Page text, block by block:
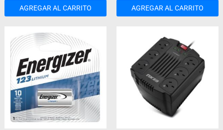
AGREGAR AL CARRITO AGREGAR AL CARRITO